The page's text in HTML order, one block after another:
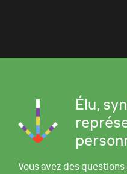
Élu,
Vous avez des